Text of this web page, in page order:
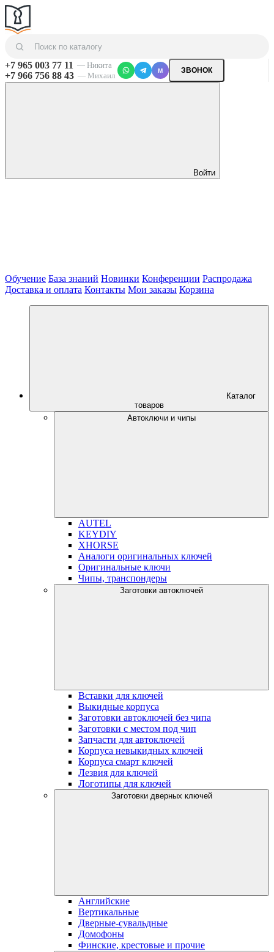
+7 965 003 77 11 — Никита
+7 966 756 88 43 — Михаил
M ЗВОНОК
Войти
Обучение База знаний Новинки Конференции Распродажа
Доставка и оплата Контакты Мои заказы Корзина
Каталог
товаров
Автоключи и чипы
AUTEL
KEYDIY
XHORSE
Аналоги оригинальных ключей
Оригинальные ключи
Чипы, транспондеры
Заготовки автоключей
Вставки для ключей
Выкидные корпуса
Заготовки автоключей без чипа
Заготовки с местом под чип
Запчасти для автоключей
Корпуса невыкидных ключей
Корпуса смарт ключей
Лезвия для ключей
Логотипы для ключей
Заготовки дверных ключей
Английские
Вертикальные
Дверные-сувальдные
Домофоны
Финские, крестовые и прочие